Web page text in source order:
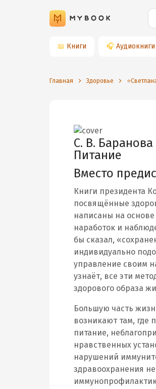
📖 Книги 🎧 Аудиокниги
Главная Здоровье
С. В. Баранова
Питание
Вместо
Книги президента
посвящённые
написаны на
наработок и
бы сказал,
индивидуально
управление своим
узнаёт, все эти
здорового образа
Большую часть
возникают там, где
питание,
нравственных
нарушений
здравоохранения